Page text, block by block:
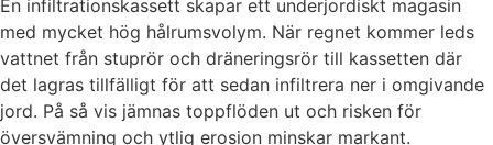
En infiltrationskassett skapar ett underjordiskt magasin
med mycket hög hålrumsvolym. När regnet kommer leds
vattnet från stuprör och dräneringsrör till kassetten där
det lagras tillfälligt för att sedan infiltrera ner i omgivande
jord. På så vis jämnas toppflöden ut och risken för
översvämning och ytlig erosion minskar markant.